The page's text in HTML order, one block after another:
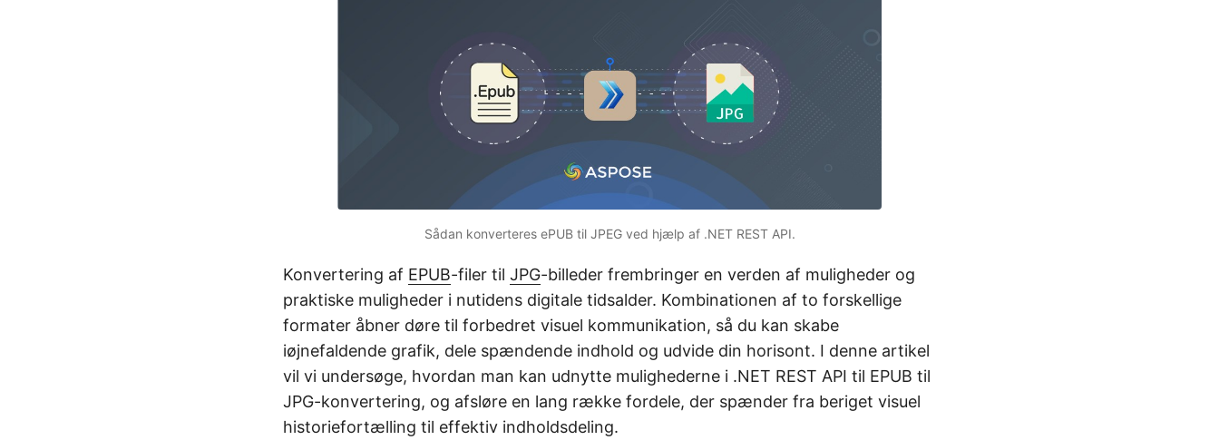
Sådan konverteres ePUB til JPEG ved hjælp af .NET REST API.
Konvertering af EPUB-filer til JPG-billeder frembringer en verden af muligheder og
praktiske muligheder i nutidens digitale tidsalder. Kombinationen af to forskellige
formater åbner døre til forbedret visuel kommunikation, så du kan skabe
iøjnefaldende grafik, dele spændende indhold og udvide din horisont. I denne artikel
vil vi undersøge, hvordan man kan udnytte mulighederne i .NET REST API til EPUB til
JPG-konvertering, og afsløre en lang række fordele, der spænder fra beriget visuel
historiefortælling til effektiv indholdsdeling.